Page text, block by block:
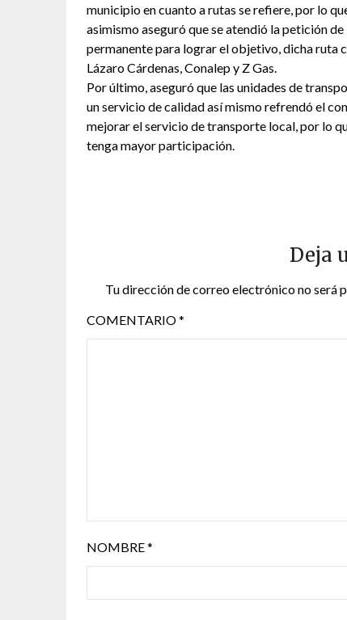
municipio en cuanto a rutas se refiere, por lo
asimismo aseguró que se atendió la petición
permanente para lograr el objetivo, dicha ruta
Lázaro Cárdenas, Conalep y Z Gas.
Por último, aseguró que las unidades de
un servicio de calidad así mismo refrendó el
mejorar el servicio de transporte local, por lo
tenga mayor participación.
Deja
Tu dirección de correo electrónico no será
COMENTARIO*
NOMBRE*